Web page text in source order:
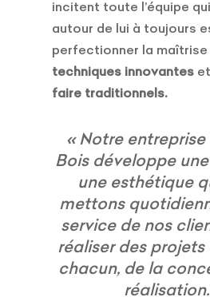
incitent toute l’équipe
autour de lui à toujours
perfectionner la maîtrise
techniques innovantes
faire traditionnels.
« Notre
Bois développe
une esthétique
mettons
service de nos
réaliser des
chacun, de la